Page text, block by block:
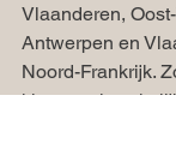
Vlaanderen,
Antwerpen en
Noord-Frankrijk.
klanten als